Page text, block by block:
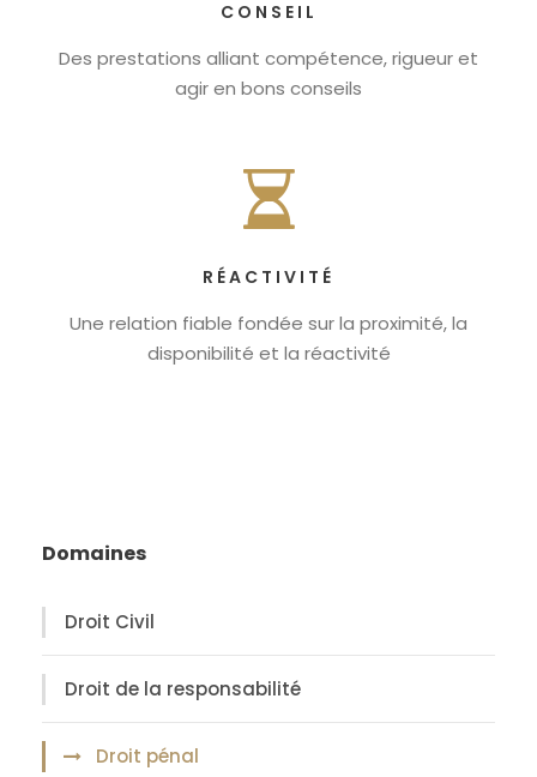
CONSEIL
Des prestations alliant compétence, rigueur et
agir en bons conseils
RÉACTIVITÉ
Une relation fiable fondée sur la proximité, la
disponibilité et la réactivité
Domaines
Droit Civil
Droit de la responsabilité
Droit pénal